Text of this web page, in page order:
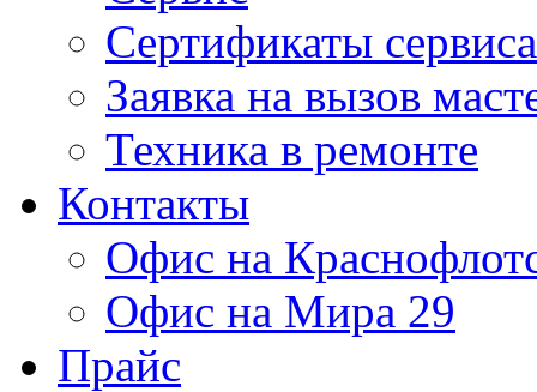
Сертификаты сервиса
Заявка на вызов
Техника в ремонте
Контакты
Офис на
Офис на Мира 29
Прайс